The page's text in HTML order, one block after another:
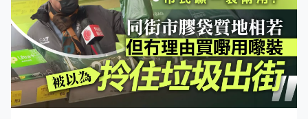
簡介會，環境及生態局局長謝展寰在會上邀請區議員在地
區協助宣傳及解說政策，環保署會提供宣傳物資，當局稍
後亦會為關愛隊及地區團體舉行簡介會。